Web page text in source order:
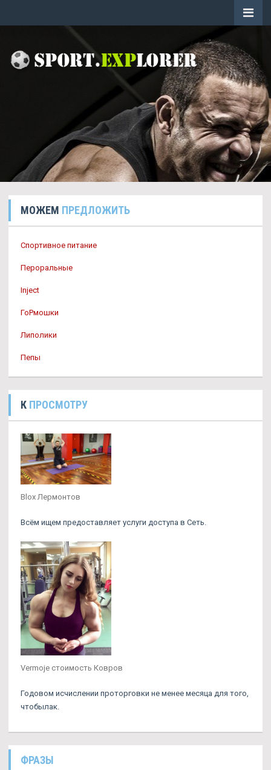
МОЖЕМ ПРЕДЛОЖИТЬ
Спортивное питание
Пероральные
Inject
ГоРмошки
Липолики
Пепы
К ПРОСМОТРУ
Blox Лермонтов
Всём ищем предоставляет услуги доступа в Сеть.
Vermoje стоимость Ковров
Годовом исчислении проторговки не менее месяца для того,
чтобылак.
ФРАЗЫ